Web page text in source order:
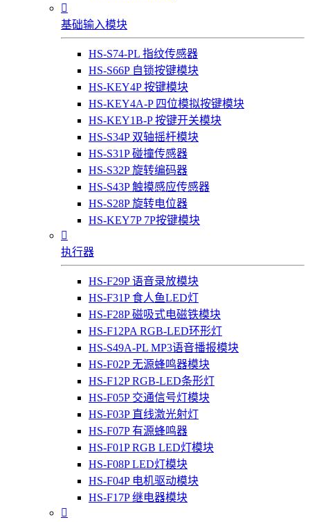

基础输入模块
HS-S74-PL 指纹传感器
HS-S66P 自锁按键模块
HS-KEY4P 按键模块
HS-KEY4A-P 四位模拟按键模块
HS-KEY1B-P 按键开关模块
HS-S34P 双轴摇杆模块
HS-S31P 碰撞传感器
HS-S32P 旋转编码器
HS-S43P 触摸感应传感器
HS-S28P 旋转电位器
HS-KEY7P 7P按键模块

执行器
HS-F29P 语音录放模块
HS-F31P 食人鱼LED灯
HS-F28P 磁吸式电磁铁模块
HS-F12PA RGB-LED环形灯
HS-S49A-PL MP3语音播报模块
HS-F02P 无源蜂鸣器模块
HS-F12P RGB-LED条形灯
HS-F05P 交通信号灯模块
HS-F03P 直线激光射灯
HS-F07P 有源蜂鸣器
HS-F01P RGB LED灯模块
HS-F08P LED灯模块
HS-F04P 电机驱动模块
HS-F17P 继电器模块
